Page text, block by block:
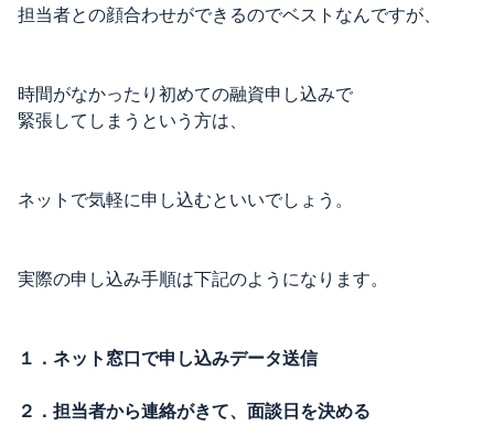
担当者との顔合わせができるのでベストなんですが、
時間がなかったり初めての融資申し込みで
緊張してしまうという方は、
ネットで気軽に申し込むといいでしょう。
実際の申し込み手順は下記のようになります。
１．ネット窓口で申し込みデータ送信
２．担当者から連絡がきて、面談日を決める